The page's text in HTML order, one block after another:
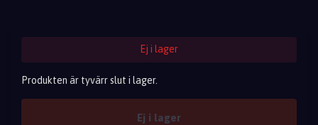
Ej i lager
Produkten är tyvärr slut i lager.
Ej i lager